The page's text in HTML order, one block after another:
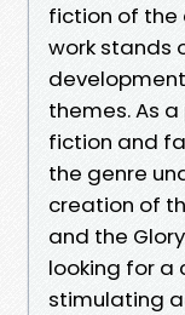
fiction of the
work stands
themes. As
fiction and
the genre
creation of
and the
looking for a
stimulating